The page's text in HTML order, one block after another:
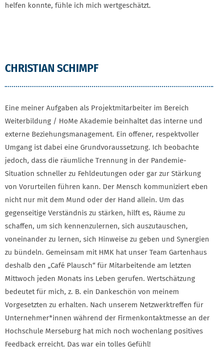
helfen konnte, fühle ich mich wertgeschätzt.
CHRISTIAN SCHIMPF
Eine meiner Aufgaben als Projektmitarbeiter im Bereich
Weiterbildung / HoMe Akademie beinhaltet das interne und
externe Beziehungsmanagement. Ein offener, respektvoller
Umgang ist dabei eine Grundvoraussetzung. Ich beobachte
jedoch, dass die räumliche Trennung in der Pandemie-
Situation schneller zu Fehldeutungen oder gar zur Stärkung
von Vorurteilen führen kann. Der Mensch kommuniziert eben
nicht nur mit dem Mund oder der Hand allein. Um das
gegenseitige Verständnis zu stärken, hilft es, Räume zu
schaffen, um sich kennenzulernen, sich auszutauschen,
voneinander zu lernen, sich Hinweise zu geben und Synergien
zu bündeln. Gemeinsam mit HMK hat unser Team Gartenhaus
deshalb den „Café Plausch“ für Mitarbeitende am letzten
Mittwoch jeden Monats ins Leben gerufen. Wertschätzung
bedeutet für mich, z. B. ein Dankeschön von meinem
Vorgesetzten zu erhalten. Nach unserem Netzwerktreffen für
Unternehmer*innen während der Firmenkontaktmesse an der
Hochschule Merseburg hat mich noch wochenlang positives
Feedback erreicht. Das war ein tolles Gefühl!